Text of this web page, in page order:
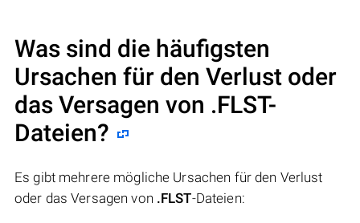
Was sind die häufigsten
Ursachen für den Verlust oder
das Versagen von .FLST-
Dateien?
Es gibt mehrere mögliche Ursachen für den Verlust
oder das Versagen von .FLST-Dateien: